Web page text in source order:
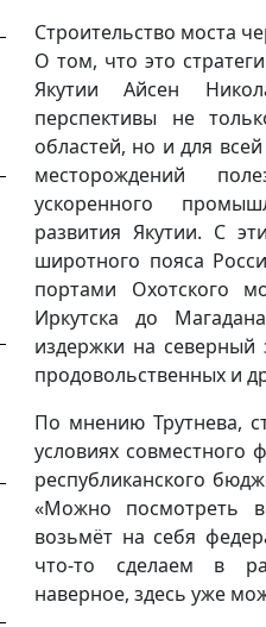
Строительство моста
О том, что это
Якутии Айсен
перспективы не
областей, но и для
месторождений
ускоренного
развития Якутии. С
широтного пояса
портами Охотского
Иркутска до
издержки на северный
продовольственных и
По мнению Трутнева,
условиях совместного
республиканского
«Можно посмотреть
возьмёт на себя
что-то сделаем в
наверное, здесь уже